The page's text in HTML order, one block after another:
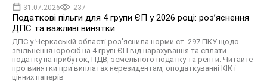
31.07.2026 237
Податкові пільги для 4 групи ЄП у 2026 році: роз’яснення
ДПС та важливі винятки
ДПС у Черкаській області роз'яснила норми ст. 297 ПКУ щодо
звільнення юросіб на 4 групі ЄП від нарахування та сплати
податку на прибуток, ПДВ, земельного податку та ренти. Читайте
про винятки при виплатах нерезидентам, оподаткуванні КІК і
цінних паперів